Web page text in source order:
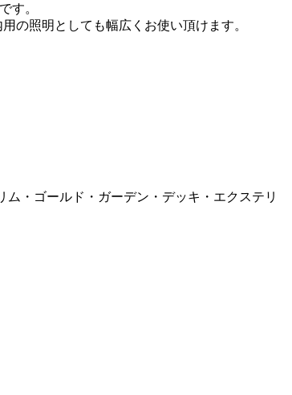
す。
の照明としても幅広くお使い頂けます。
・ゴールド・ガーデン・デッキ・エクステリ